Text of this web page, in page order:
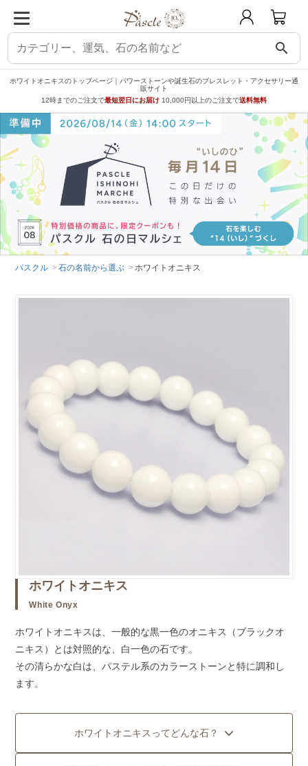
search
ホワイトオニキスのトップページ｜パワーストーンや誕生石のブレスレット・アクセサリー通
販サイト
12時までのご注文で最短翌日にお届け 10,000円以上のご注文で送料無料
パスクル 石の名前から選ぶ ホワイトオニキス
ホワイトオニキス
White Onyx
ホワイトオニキスは、一般的な黒一色のオニキス（ブラックオ
ニキス）とは対照的な、白一色の石です。
その清らかな白は、パステル系のカラーストーンと特に調和し
ます。
ホワイトオニキスってどんな石？